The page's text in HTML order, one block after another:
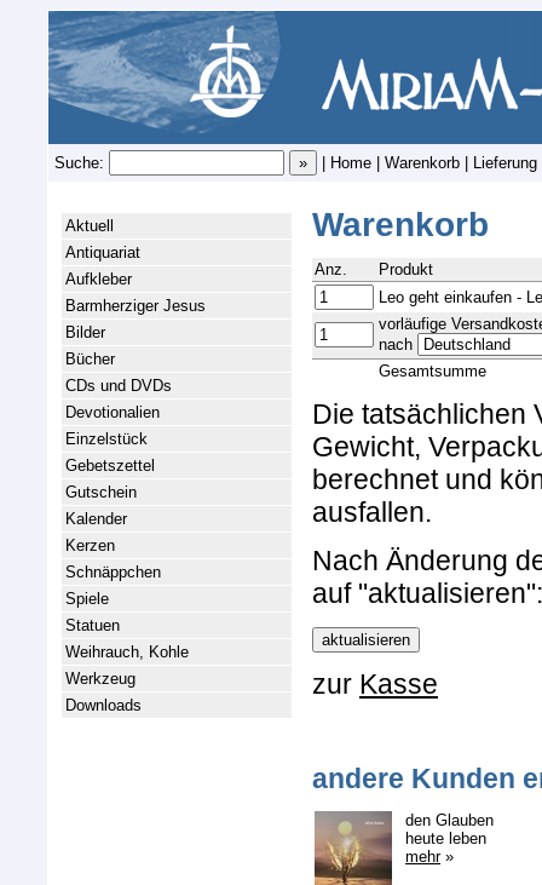
Suche: Home Warenkorb Lieferung
Aktuell
Antiquariat
Aufkleber
Barmherziger Jesus
Bilder
Bücher
CDs und DVDs
Devotionalien
Einzelstück
Gebetszettel
Gutschein
Kalender
Kerzen
Schnäppchen
Spiele
Statuen
Weihrauch, Kohle
Werkzeug
Downloads
Warenkorb
Anz.
Produkt
Leo geht einkaufen -
vorläufige
nach
Gesamtsumme
Die tatsächlichen
Gewicht,
berechnet und
ausfallen.
Nach Änderung
auf "aktualisieren":
zur Kasse
andere Kunden
den Glauben
heute leben
mehr»